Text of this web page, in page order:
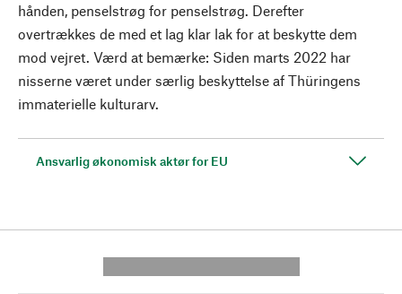
hånden, penselstrøg for penselstrøg. Derefter
overtrækkes de med et lag klar lak for at beskytte dem
mod vejret. Værd at bemærke: Siden marts 2022 har
nisserne været under særlig beskyttelse af Thüringens
immaterielle kulturarv.
Ansvarlig økonomisk aktør for EU